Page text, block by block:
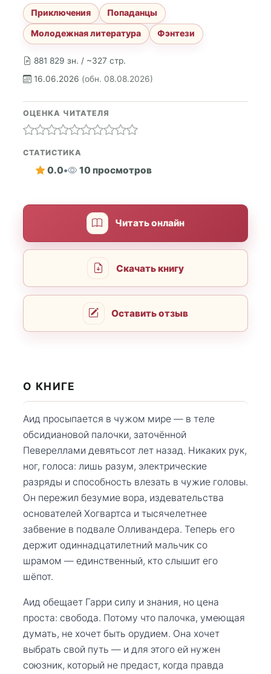
881 829 зн. / ~327 стр.
16.06.2026 (обн. 08.08.2026)
Приключения
Попаданцы
Молодежная литература
Фэнтези
ОЦЕНКА ЧИТАТЕЛЯ
СТАТИСТИКА
0.0• 10 просмотров
Читать онлайн
Скачать книгу
Оставить отзыв
О КНИГЕ
Аид просыпается в чужом мире — в теле
обсидиановой палочки, заточённой
Певереллами девятьсот лет назад. Никаких рук,
ног, голоса: лишь разум, электрические
разряды и способность влезать в чужие головы.
Он пережил безумие вора, издевательства
основателей Хогвартса и тысячелетнее
забвение в подвале Олливандера. Теперь его
держит одиннадцатилетний мальчик со
шрамом — единственный, кто слышит его
шёпот.
Аид обещает Гарри силу и знания, но цена
проста: свобода. Потому что палочка, умеющая
думать, не хочет быть орудием. Она хочет
выбрать свой путь — и для этого ей нужен
союзник, который не предаст, когда правда